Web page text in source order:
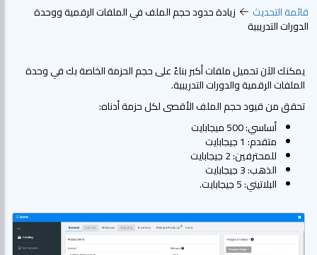
قائمة التحديث زيادة حدود حجم الملف في الملفات الرقمية ووحدة
الدورات التدريبية
يمكنك الآن تحميل ملفات أكبر بناءً على حجم الحزمة الخاصة بك في وحدة
الملفات الرقمية والدورات التدريبية.
تحقق من قيود حجم الملف الأقصى لكل حزمة أدناه:
أساسي: 500 ميجابايت
متقدم: 1 جيجابايت
للمحترفين: 2 جيجابايت
الذهب: 3 جيجابايت
البلاتيني: 5 جيجابايت.